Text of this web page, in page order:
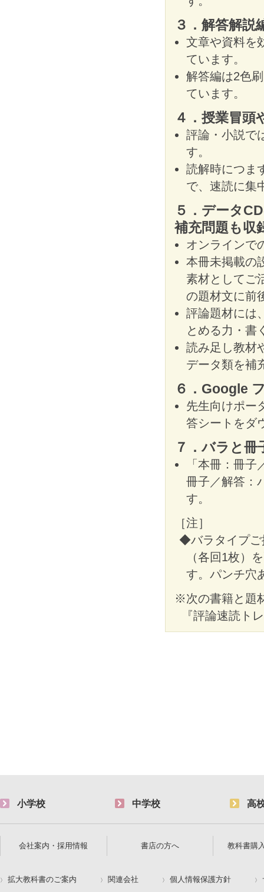
３．解答解説
文章や資料を
ています。
解答編は2色
ています。
４．授業冒頭
評論・小説で
す。
読解時につま
で、速読に集
５．データ
補充問題も収
オンラインで
本冊未掲載の
素材としてご
の題材文に前
評論題材には
とめる力・書
読み足し教材
データ類を補
６．Google
先生向けポー
答シートをダ
７．バラと
「本冊：冊
冊子／解答：
す。
［注］
◆バラタイプご
（各回1枚）
す。パンチ穴
※次の書籍と題
『評論速読ト
小学校 中学校 高
会社案内・採用情報 書店の方へ 教科書購
拡大教科書のご案内 関連会社 個人情報保護方針